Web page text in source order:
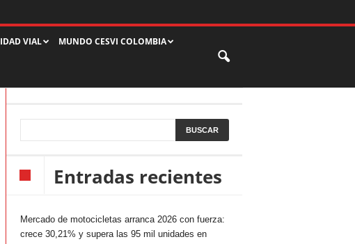
VIAL MUNDO CESVI COLOMBIA
Entradas recientes
Mercado de motocicletas arranca 2026 con fuerza:
crece 30,21% y supera las 95 mil unidades en